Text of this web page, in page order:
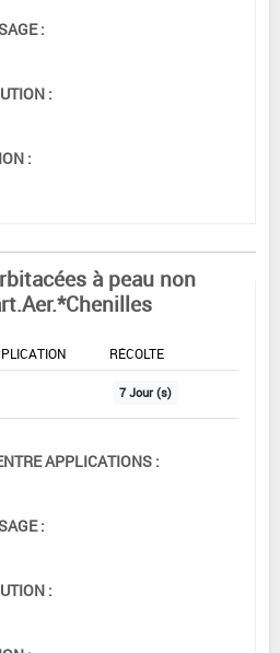
:
:
:
à peau non
RÉCOLTE
7 Jour (s)
APPLICATIONS :
:
: